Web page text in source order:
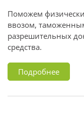
Поможем
ввозом,
разрешительных
средства.
Подробнее